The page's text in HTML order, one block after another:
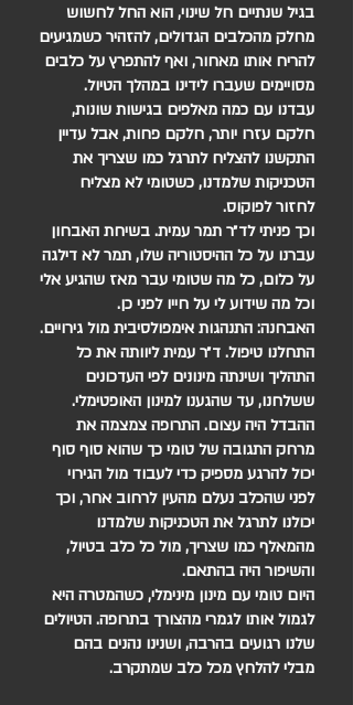
בגיל שנתיים חל שינוי, הוא החל לחשוש
מחלק מהכלבים הגדולים, להזהיר כשמגיעים
להריח אותו מאחור, ואף להתפרץ על כלבים
מסויימים שעברו לידינו במהלך הטיול.
עבדנו עם כמה מאלפים בגישות שונות,
חלקם עזרו יותר, חלקם פחות, אבל עדיין
התקשנו להצליח לתרגל כמו שצריך את
הטכניקות שלמדנו, כשטומי לא מצליח
לחזור לפוקוס.
וכך פניתי לד״ר תמר עמית. בשיחת האבחון
עברנו על כל ההיסטוריה שלו, תמר לא דילגה
על כלום, כל מה שטומי עבר מאז שהגיע אלי
וכל מה שידוע לי על חייו לפני כן.
האבחנה: התנהגות אימפולסיבית מול גירויים.
התחלנו טיפול. ד״ר עמית ליוותה את כל
התהליך ושינתה מינונים לפי העדכונים
ששלחנו, עד שהגענו למינון האופטימלי.
ההבדל היה עצום. התרופה צמצמה את
מרחק התגובה של טומי כך שהוא סוף סוף
יכול להרגע מספיק כדי לעבוד מול הגירוי
לפני שהכלב נעלם מהעין לרחוב אחר, וכך
יכולנו לתרגל את הטכניקות שלמדנו
מהמאלף כמו שצריך, מול כל כלב בטיול,
והשיפור היה בהתאם.
היום טומי עם מינון מינימלי, כשהמטרה היא
לגמול אותו לגמרי מהצורך בתרופה. הטיולים
שלנו רגועים בהרבה, ושנינו נהנים בהם
מבלי להלחץ מכל כלב שמתקרב.